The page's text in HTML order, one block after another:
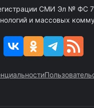
СМИ Эл №
и массовых